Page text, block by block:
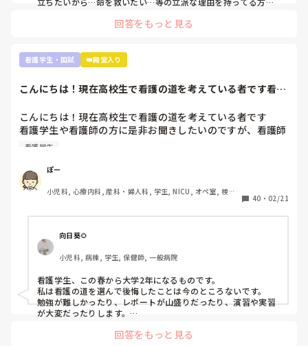
メンバーによっては休憩中ずっと無言なこともあります。
休憩室から、あの人なんであんなにできないんだろうね、教
えるの疲れるわなど悪口も聞こえてきます。
もうどうしたらいいのかわかりません。
うと悲しくて仕方ないです。
ます。
今、看護師として働いている方には本当に頭が上がりませ
べきでしょうか。アドバイス頂きたいです。よろしくお願い
します。
すが、それでも実習の半分はオールしてます。そんなもんで
す。
看護師になって勉強量が増えるというより、今学んでいるもの
それに、自分の知り合いですが3ヶ月だけ病院で働き嫌になり
やめて、今はクリニックの外来でゆっくりのんびり看護師やっ
ている人もいます。お給料は悪くありません。病棟で働いてた
時とほぼ一緒です。夜勤もありませんし。
こういう道もありますよ。絶対病院で働かないと看護師の意味
がないという訳では無いです。
むしろ、実習で嫌な思いをもし実習先のせいでしたのなら、全
私は看護師に向いてる人は、人の話を聞いて自分の中で整理し
アウトプットできる人だと思います。主様が向いているかは文
面上では分かりません。少なくとも実習中徹夜するくらい患者
さんのこと、指導されたことを思い勉強しているのは強みだと
思います。いいことです。
これくらいしか言えないです。お役に立てるかわかりません
が…月並みなアドバイスですみません。
回答をもっと見る
看護学生・国試 👑殿堂入り
こんにちは！現在高校生で看護の道を考えている者です看護
こんにちは！現在高校生で看護の道を考えている者です
看護学生や看護師の方に是非お聞きしたいのですが、看護師
になって後悔していたりやめとけばよかったと思いますか？
色々と将来に不安が多く是非教えて頂きたいです！
看護学生
ぽー
小児科, 心療内科, 産科・婦人科, 学生, NICU, オペ室, 検
40 ・ 02/21
向日葵🌻
小児科, 病棟, 学生, 保健師, 一般病院
看護学生、この春から大学2年になるものです。
私は看護の道を選んで後悔したことは今のところないです。
勉強が難しかったり、レポートが山盛りだったり、演習や実習
が大変だったりします。
回答をもっと見る